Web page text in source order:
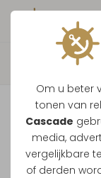
Om u beter
tonen van
Cascade
media,
vergelijkbare
of derden
Ondanks
onze